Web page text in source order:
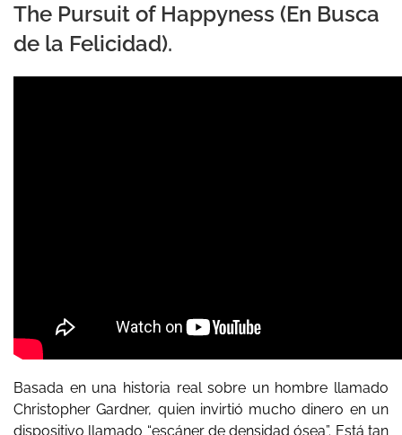
The Pursuit of Happyness (En Busca
de la Felicidad).
Basada en una historia real sobre un hombre llamado
Christopher Gardner, quien invirtió mucho dinero en un
dispositivo llamado “escáner de densidad ósea”. Está tan